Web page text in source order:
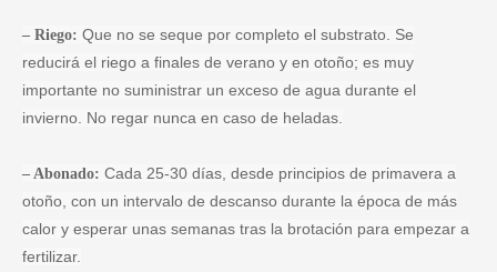
– Riego: Que no se seque por completo el substrato. Se
reducirá el riego a finales de verano y en otoño; es muy
importante no suministrar un exceso de agua durante el
invierno. No regar nunca en caso de heladas.
– Abonado: Cada 25-30 días, desde principios de primavera a
otoño, con un intervalo de descanso durante la época de más
calor y esperar unas semanas tras la brotación para empezar a
fertilizar.